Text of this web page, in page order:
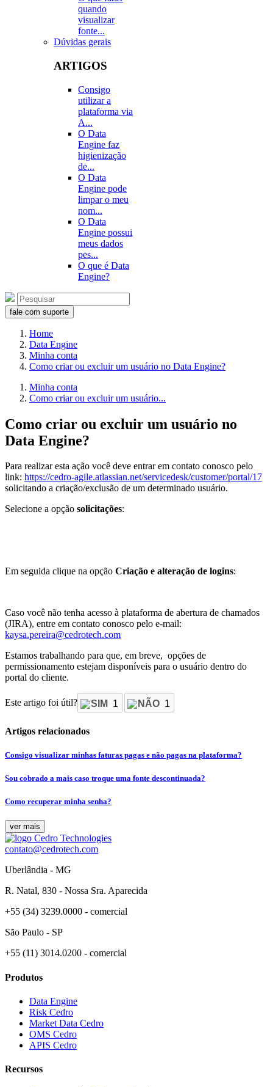
quando
visualizar
fonte...
Dúvidas gerais
ARTIGOS
Consigo
utilizar a
plataforma via
A...
O Data
Engine faz
higienização
de...
O Data
Engine pode
limpar o meu
nom...
O Data
Engine possui
meus dados
pes...
O que é Data
Engine?
fale com suporte
Home
Data Engine
Minha conta
Como criar ou excluir um usuário no Data Engine?
Minha conta
Como criar ou excluir um usuário...
Como criar ou excluir um usuário no
Data Engine?
Para realizar esta ação você deve entrar em contato conosco pelo
link: https://cedro-agile.atlassian.net/servicedesk/customer/portal/17
solicitando a criação/exclusão de um determinado usuário.
Selecione a opção solicitações:
Em seguida clique na opção Criação e alteração de logins:
Caso você não tenha acesso à plataforma de abertura de chamados
(JIRA), entre em contato conosco pelo e-mail:
kaysa.pereira@cedrotech.com
Estamos trabalhando para que, em breve, opções de
permissionamento estejam disponíveis para o usuário dentro do
portal do cliente.
Este artigo foi útil? SIM 1 NÃO 1
Artigos relacionados
Consigo visualizar minhas faturas pagas e não pagas na plataforma?
Sou cobrado a mais caso troque uma fonte descontinuada?
Como recuperar minha senha?
ver mais
contato@cedrotech.com
Uberlândia - MG
R. Natal, 830 - Nossa Sra. Aparecida
+55 (34) 3239.0000 - comercial
São Paulo - SP
+55 (11) 3014.0200 - comercial
Produtos
Data Engine
Risk Cedro
Market Data Cedro
OMS Cedro
APIS Cedro
Recursos